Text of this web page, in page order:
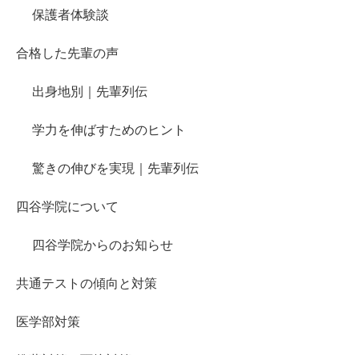
保護者体験談
合格した先輩の声
出身地別｜先輩列伝
学力を伸ばすためのヒント
驚きの伸びを実現｜先輩列伝
四谷学院について
四谷学院からのお知らせ
共通テストの傾向と対策
医学部対策